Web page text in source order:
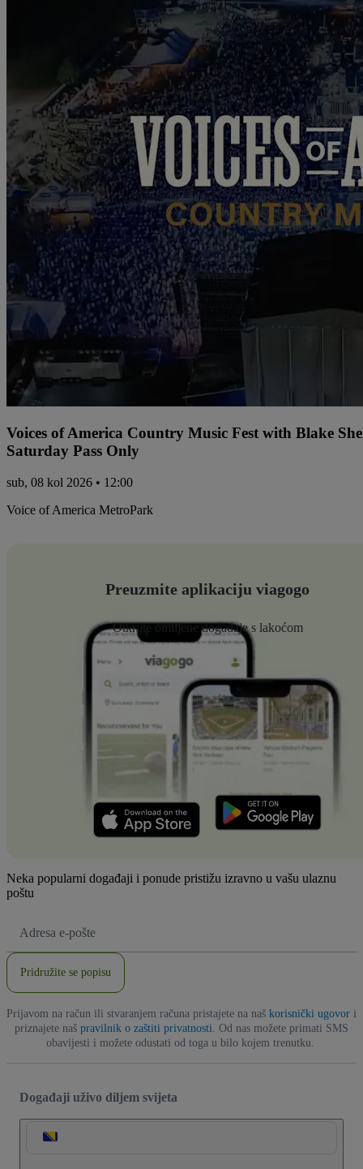
Voices of America Country Music Fest with Blake
Saturday Pass Only
sub, 08 kol 2026 • 12:00
Voice of America MetroPark
Preuzmite aplikaciju viagogo
Otkrijte omiljene događaje s lakoćom
Neka popularni događaji i ponude pristižu izravno u vašu ulaznu
poštu
mail
Pridružite se popisu
Prijavom na račun ili stvaranjem računa pristajete na naš korisnički ugovor i
priznajete naš pravilnik o zaštiti privatnosti. Od nas možete primati SMS
obavijesti i možete odustati od toga u bilo kojem trenutku.
Događaji uživo diljem svijeta